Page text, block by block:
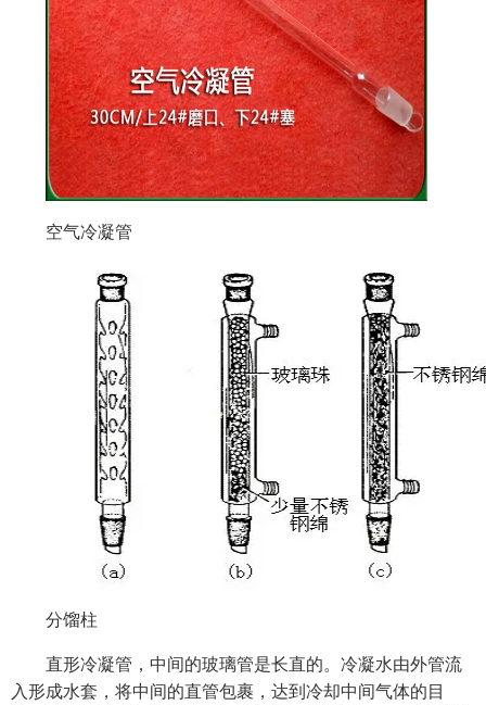
空气冷凝管
分馏柱
直形冷凝管，中间的玻璃管是长直的。冷凝水由外管流
入形成水套，将中间的直管包裹，达到冷却中间气体的目